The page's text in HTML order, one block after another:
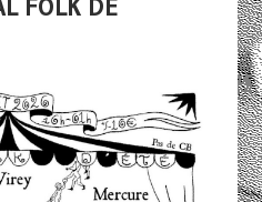
FOLK DE